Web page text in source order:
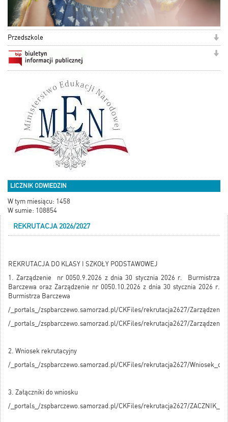
Przedszkole
LICZNIK ODWIEDZIN
W tym miesiącu: 1458
W sumie: 108854
REKRUTACJA 2026/2027
REKRUTACJA DO KLASY I SZKOŁY PODSTAWOWEJ
1. Zarządzenie nr 0050.9.2026 z dnia 30 stycznia 2026 r. Burmistrza
Barczewa oraz Zarządzenie nr 0050.10.2026 z dnia 30 stycznia 2026 r.
Burmistrza Barczewa
/_portals_/zspbarczewo.samorzad.pl/CKFiles/rekrutacja2627/
/_portals_/zspbarczewo.samorzad.pl/CKFiles/rekrutacja2627/
2. Wniosek rekrutacyjny
/_portals_/zspbarczewo.samorzad.pl/CKFiles/rekrutacja2627/
3. Załączniki do wniosku
/_portals_/zspbarczewo.samorzad.pl/CKFiles/rekrutacja2627/